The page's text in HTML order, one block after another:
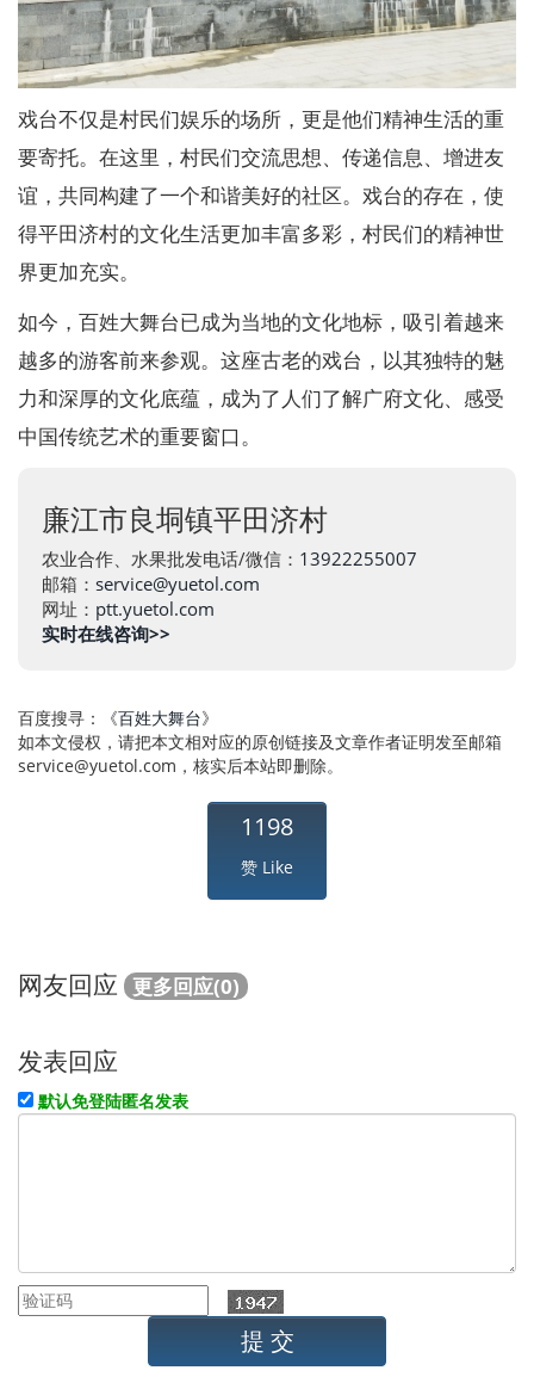
戏台不仅是村民们娱乐的场所，更是他们精神生活的重
要寄托。在这里，村民们交流思想、传递信息、增进友
谊，共同构建了一个和谐美好的社区。戏台的存在，使
得平田济村的文化生活更加丰富多彩，村民们的精神世
界更加充实。
如今，百姓大舞台已成为当地的文化地标，吸引着越来
越多的游客前来参观。这座古老的戏台，以其独特的魅
力和深厚的文化底蕴，成为了人们了解广府文化、感受
中国传统艺术的重要窗口。
廉江市良垌镇平田济村
农业合作、水果批发电话/微信： 13922255007
邮箱： service@yuetol.com
网址： ptt.yuetol.com
实时在线咨询>>
百度搜寻：《百姓大舞台》
如本文侵权，请把本文相对应的原创链接及文章作者证明发至邮箱
service@yuetol.com ，核实后本站即删除。
1198
赞 Like
网友回应 更多回应(0)
发表回应
默认免登陆匿名发表